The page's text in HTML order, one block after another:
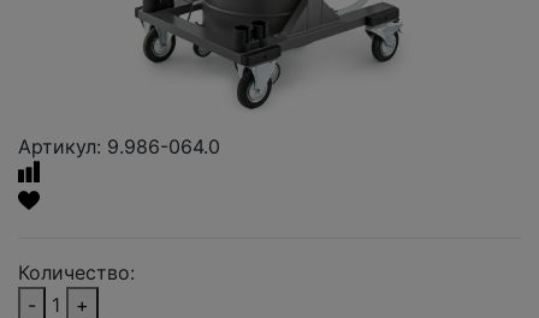
Артикул: 9.986-064.0
Количество:
-
1
+